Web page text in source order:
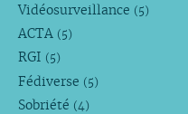
Vidéosurveillance (5)
ACTA (5)
RGI (5)
Fédiverse (5)
Sobriété (4)